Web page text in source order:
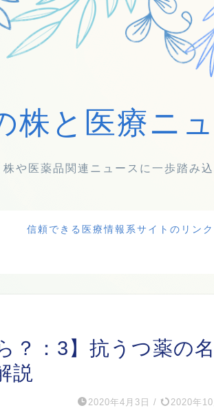
株と医療ニ
株や医薬品関連ニュースに一歩踏み込
信頼できる医療情報系サイトのリンク
？：3】抗うつ薬の
説
2020年4月3日 / 2020年10